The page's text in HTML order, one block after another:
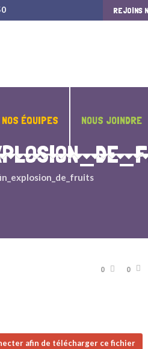
REJOINS
NOS ÉQUIPES NOUS JOINDRE
0 0
afin de télécharger ce fichier